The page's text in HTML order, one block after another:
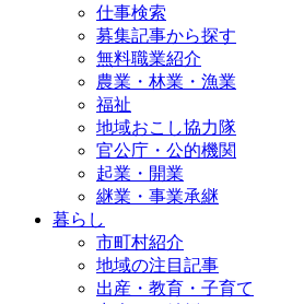
仕事検索
募集記事から探す
無料職業紹介
農業・林業・漁業
福祉
地域おこし協力隊
官公庁・公的機関
起業・開業
継業・事業承継
暮らし
市町村紹介
地域の注目記事
出産・教育・子育て